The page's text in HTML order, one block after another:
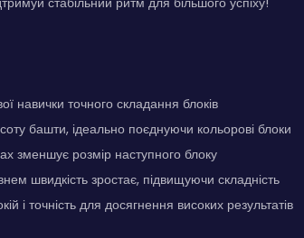
навички точного складання блоків
башти, ідеально поєднуючи кольорові блоки
зменшує розмір наступного блоку
швидкість зростає, підвищуючи складність
і точність для досягнення високих результатів